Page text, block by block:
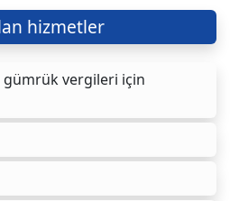
hizmetler
vergileri için